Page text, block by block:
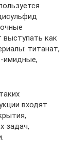
выступать как
титанат,
имидные,
входят
задач,